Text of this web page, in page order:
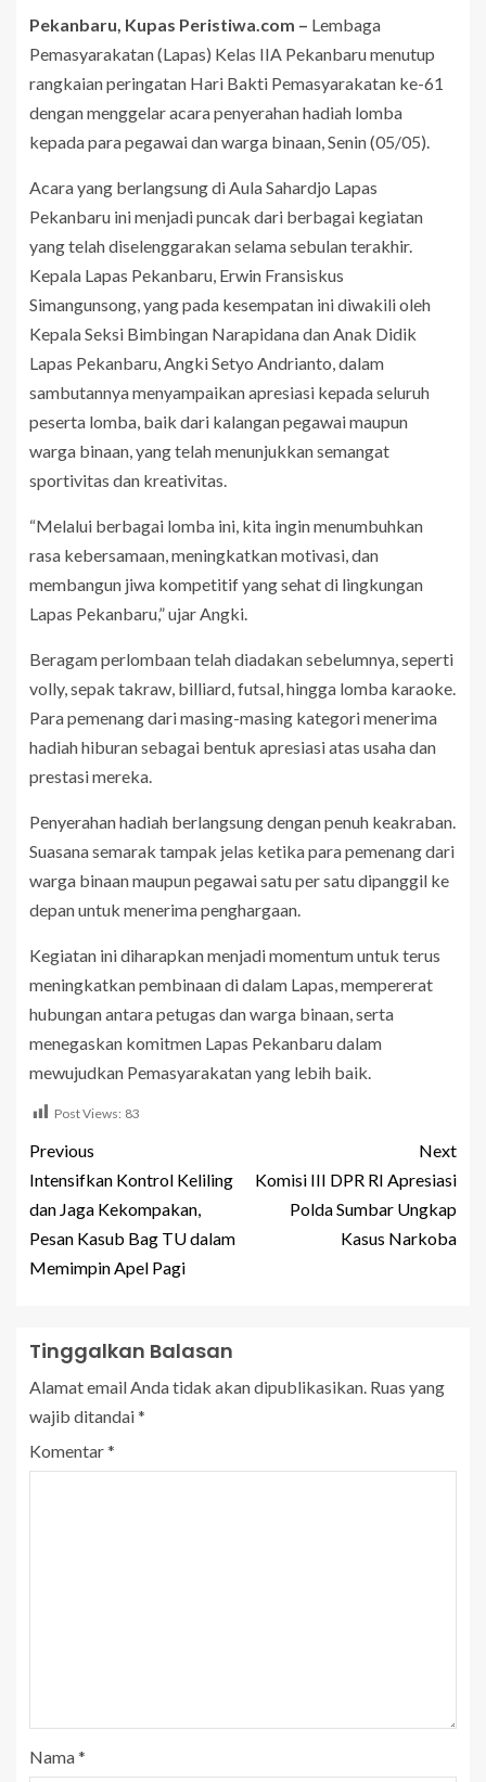
Pekanbaru, Kupas Peristiwa.com – Lembaga
Pemasyarakatan (Lapas) Kelas IIA Pekanbaru menutup
rangkaian peringatan Hari Bakti Pemasyarakatan ke-61
dengan menggelar acara penyerahan hadiah lomba
kepada para pegawai dan warga binaan, Senin (05/05).
Acara yang berlangsung di Aula Sahardjo Lapas
Pekanbaru ini menjadi puncak dari berbagai kegiatan
yang telah diselenggarakan selama sebulan terakhir.
Kepala Lapas Pekanbaru, Erwin Fransiskus
Simangunsong, yang pada kesempatan ini diwakili oleh
Kepala Seksi Bimbingan Narapidana dan Anak Didik
Lapas Pekanbaru, Angki Setyo Andrianto, dalam
sambutannya menyampaikan apresiasi kepada seluruh
peserta lomba, baik dari kalangan pegawai maupun
warga binaan, yang telah menunjukkan semangat
sportivitas dan kreativitas.
“Melalui berbagai lomba ini, kita ingin menumbuhkan
rasa kebersamaan, meningkatkan motivasi, dan
membangun jiwa kompetitif yang sehat di lingkungan
Lapas Pekanbaru,” ujar Angki.
Beragam perlombaan telah diadakan sebelumnya, seperti
volly, sepak takraw, billiard, futsal, hingga lomba karaoke.
Para pemenang dari masing-masing kategori menerima
hadiah hiburan sebagai bentuk apresiasi atas usaha dan
prestasi mereka.
Penyerahan hadiah berlangsung dengan penuh keakraban.
Suasana semarak tampak jelas ketika para pemenang dari
warga binaan maupun pegawai satu per satu dipanggil ke
depan untuk menerima penghargaan.
Kegiatan ini diharapkan menjadi momentum untuk terus
meningkatkan pembinaan di dalam Lapas, mempererat
hubungan antara petugas dan warga binaan, serta
menegaskan komitmen Lapas Pekanbaru dalam
mewujudkan Pemasyarakatan yang lebih baik.
Post Views: 83
Previous
Intensifkan Kontrol Keliling
dan Jaga Kekompakan,
Pesan Kasub Bag TU dalam
Memimpin Apel Pagi
Next
Komisi III DPR RI Apresiasi
Polda Sumbar Ungkap
Kasus Narkoba
Tinggalkan Balasan
Alamat email Anda tidak akan dipublikasikan. Ruas yang
wajib ditandai*
Komentar*
Nama*